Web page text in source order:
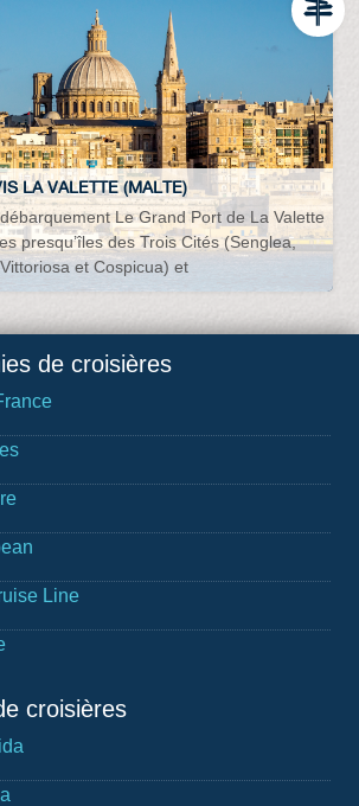
LA VALETTE (MALTE)
Le Grand Port de La Valette
presqu’îles des Trois Cités (Senglea,
Vittoriosa et Cospicua) et
de croisières
Line
croisières